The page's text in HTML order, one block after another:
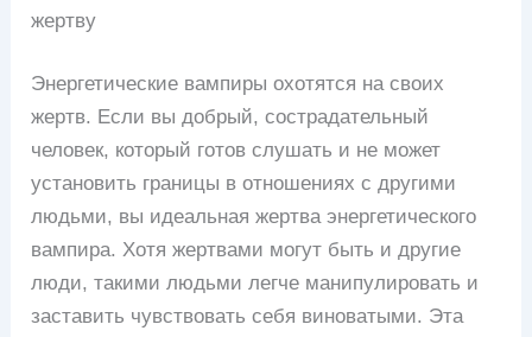
жертву
Энергетические вампиры охотятся на своих
жертв. Если вы добрый, сострадательный
человек, который готов слушать и не может
установить границы в отношениях с другими
людьми, вы идеальная жертва энергетического
вампира. Хотя жертвами могут быть и другие
люди, такими людьми легче манипулировать и
заставить чувствовать себя виноватыми. Эта